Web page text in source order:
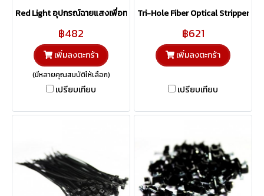
Red Light อุปกรณ์ฉายแสงเพื่อทดสอบสายไฟเบอร์ออฟติก
฿482
เพิ่มลงตะกร้า
(มีหลายคุณสมบัติให้เลือก)
เปรียบเทียบ
Tri-Hole Fiber Optical Stripper
฿621
เพิ่มลงตะกร้า
เปรียบเทียบ